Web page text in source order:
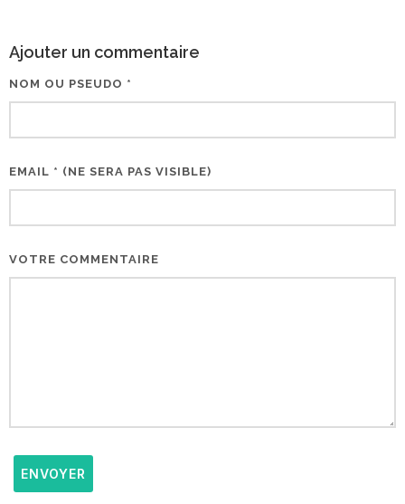
Ajouter un commentaire
NOM OU PSEUDO *
EMAIL * (NE SERA PAS VISIBLE)
VOTRE COMMENTAIRE
ENVOYER